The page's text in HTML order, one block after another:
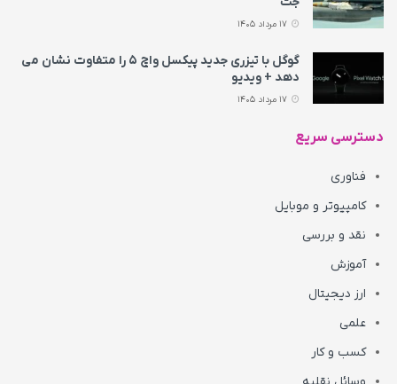
گوگل با تیزری جدید پیکسل واچ ۵ را متفاوت نشان می‌
دهد + ویدیو
دسترسی سریع
فناوری
کامپیوتر و موبایل
نقد و بررسی
آموزش
ارز دیجیتال
علمی
کسب و کار